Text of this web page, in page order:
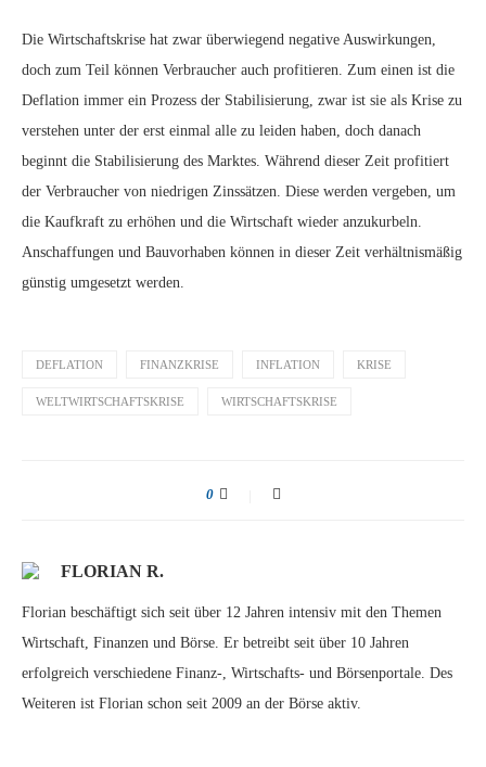
Die Wirtschaftskrise hat zwar überwiegend negative Auswirkungen,
doch zum Teil können Verbraucher auch profitieren. Zum einen ist die
Deflation immer ein Prozess der Stabilisierung, zwar ist sie als Krise zu
verstehen unter der erst einmal alle zu leiden haben, doch danach
beginnt die Stabilisierung des Marktes. Während dieser Zeit profitiert
der Verbraucher von niedrigen Zinssätzen. Diese werden vergeben, um
die Kaufkraft zu erhöhen und die Wirtschaft wieder anzukurbeln.
Anschaffungen und Bauvorhaben können in dieser Zeit verhältnismäßig
günstig umgesetzt werden.
DEFLATION FINANZKRISE INFLATION KRISE
WELTWIRTSCHAFTSKRISE WIRTSCHAFTSKRISE
0
FLORIAN R.
Florian beschäftigt sich seit über 12 Jahren intensiv mit den Themen
Wirtschaft, Finanzen und Börse. Er betreibt seit über 10 Jahren
erfolgreich verschiedene Finanz-, Wirtschafts- und Börsenportale. Des
Weiteren ist Florian schon seit 2009 an der Börse aktiv.